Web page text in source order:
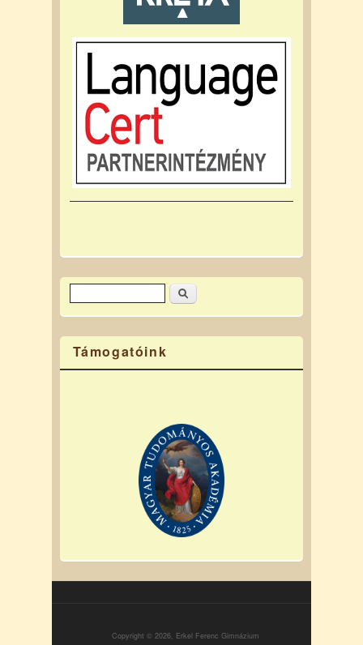
Keresés űrlap
Keresés
Támogatóink
Copyright © 2026, Erkel Ferenc Gimnázium